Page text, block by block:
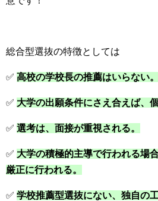
総合型選抜の特徴としては
✅ 高校の学校長の推薦はいらない。
✅ 大学の出願条件にさえ合えば、
✅ 選考は、面接が重視される。
✅ 大学の積極的主導で行われる場
厳正に行われる。
✅ 学校推薦型選抜にない、独自の